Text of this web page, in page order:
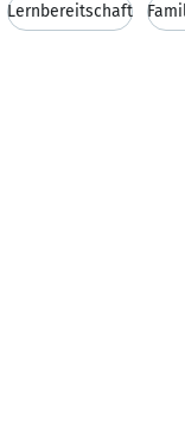
Lernbereitschaft